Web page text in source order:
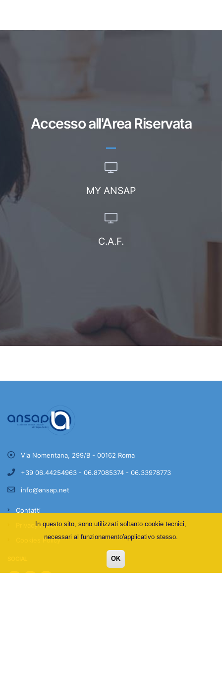
Accesso all'Area Riservata
MY ANSAP
C.A.F.
Via Nomentana, 299/B - 00162 Roma
+39 06.44254963 - 06.87085374 - 06.33978773
info@ansap.net
Contatti
Privacy Policy
Cookies Policy
In questo sito, sono utilizzati soltanto cookie tecnici,
necessari al funzionamento'applicativo stesso.
OK